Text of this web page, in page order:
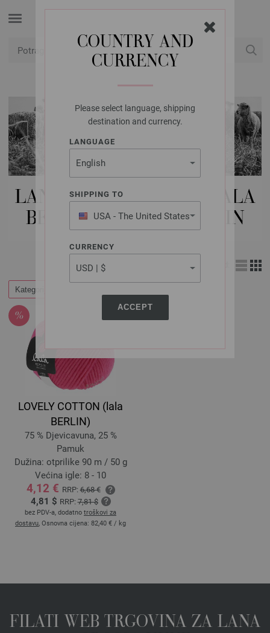
COUNTRY AND
CURRENCY
Please select language, shipping
destination and currency.
LANGUAGE
SHIPPING TO
USA - The United States
of America
CURRENCY
ACCEPT
LANA GROSSA VUNE | LALA
BERLIN & ABOUT BERLIN
Kategorije
LOVELY COTTON (lala
BERLIN)
75 % Djevicavuna, 25 %
Pamuk
Dužina: otprilike 90 m / 50 g
Većina igle: 8 - 10
4,12 € RRP:6,68 €
4,81 $ RRP:7,81 $
bez PDV-a, dodatno troškovi za
dostavu, Osnovna cijena: 82,40 € / kg
FILATI WEB TRGOVINA ZA LANA